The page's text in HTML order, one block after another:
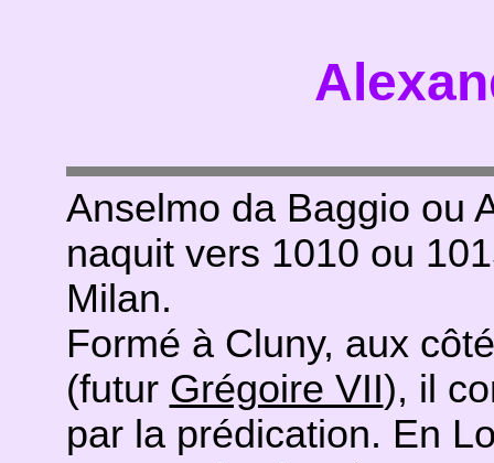
Anselmo da Baggio ou
naquit vers 1010 ou
Milan.
Formé à Cluny, aux
(futur Grégoire VII), il
par la prédication. En